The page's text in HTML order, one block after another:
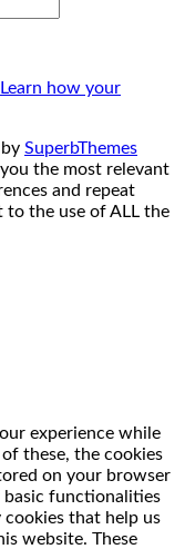
Learn how your
SuperbThemes
the most relevant
and repeat
to the use of ALL the
experience while
these, the cookies
on your browser
basic functionalities
that help us
website. These